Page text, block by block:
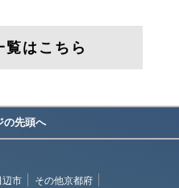
覧はこちら
の先頭へ
辺市
その他京都府